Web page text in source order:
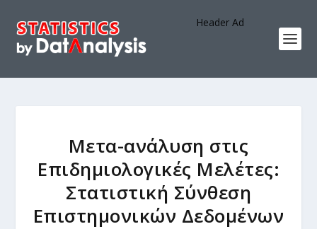
Header Ad
Μετα-ανάλυση στις
Επιδημιολογικές Μελέτες:
Στατιστική Σύνθεση
Επιστημονικών Δεδομένων